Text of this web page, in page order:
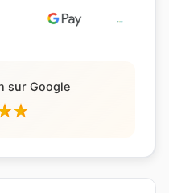
sur Google